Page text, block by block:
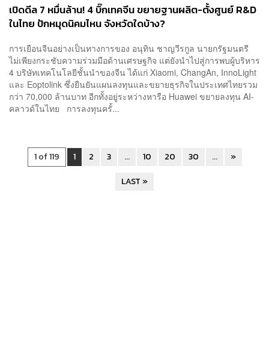
เปิดดีล 7 หมื่นล้าน! 4 บิ๊กเทคจีน ขยายฐานผลิต-ตั้งศูนย์ R&D
ในไทย ปักหมุดนิคมไหน จังหวัดใดบ้าง?
การเยือนจีนอย่างเป็นทางการของ อนุทิน ชาญวีรกูล นายกรัฐมนตรี
ไม่เพียงกระชับความร่วมมือด้านเศรษฐกิจ แต่ยังนำไปสู่การพบผู้บริหาร
4 บริษัทเทคโนโลยีชั้นนำของจีน ได้แก่ Xiaomi, ChangAn, InnoLight
และ Eoptolink ซึ่งยืนยันแผนลงทุนและขยายธุรกิจในประเทศไทยรวม
กว่า 70,000 ล้านบาท อีกทั้งอยู่ระหว่างหารือ Huawei ขยายลงทุน AI-
คลาวด์ในไทย การลงทุนครั้...
1 of 119 1 2 3 ... 10 20 30 ...
»
LAST »